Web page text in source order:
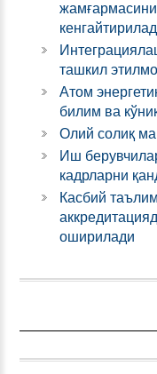
ташкил
Атом
билим ва
Олий солиқ
Иш
кадрларни
Касбий
оширилади